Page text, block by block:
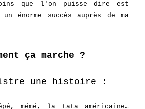
que l'on puisse dire est
énorme succès auprès de ma
ça marche ?
une histoire :
mémé, la tata américaine…